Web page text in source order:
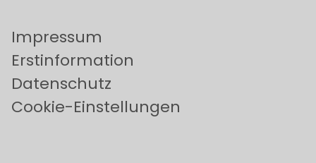
Impressum
Erstinformation
Datenschutz
Cookie-Einstellungen